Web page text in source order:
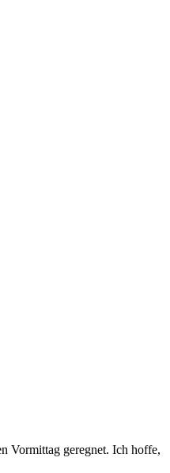
Vormittag geregnet. Ich hoffe,